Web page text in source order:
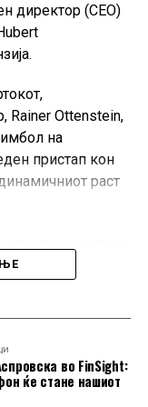
директор (CEO)
Rainer Ottenstein,
на
пристап кон
раст
во
директор
е член на
ја извршуваше
во FinSight:
ќе стане нашиот